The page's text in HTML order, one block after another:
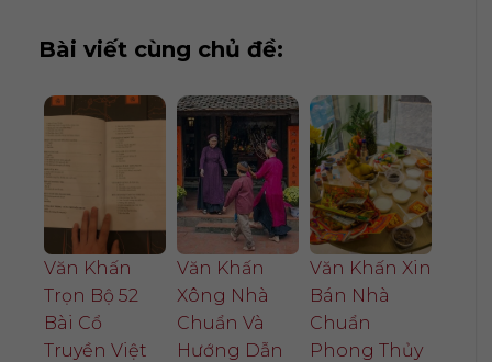
Bài viết cùng chủ đề:
Văn Khấn
Trọn Bộ 52
Bài Cổ
Truyền Việt
Văn Khấn
Xông Nhà
Chuẩn Và
Hướng Dẫn
Văn Khấn Xin
Bán Nhà
Chuẩn
Phong Thủy